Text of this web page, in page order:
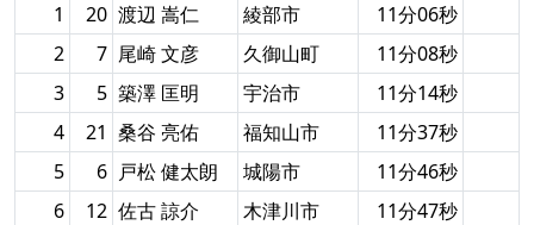
1
20 渡辺 嵩仁 綾部市
11分06秒
2
7 尾崎 文彦 久御山町
11分08秒
3
5 築澤 匡明 宇治市
11分14秒
4
21 桑谷 亮佑 福知山市
11分37秒
5
6 戸松 健太朗 城陽市
11分46秒
6
12 佐古 諒介 木津川市
11分47秒